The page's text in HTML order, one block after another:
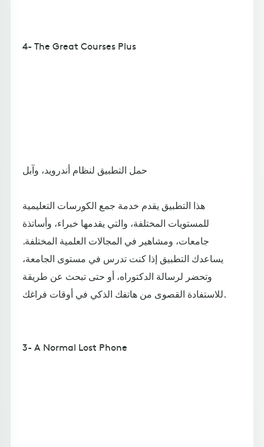
4- The Great Courses Plus
حمل التطبيق لنظام أندرويد، وآبل
هذا التطبيق يقدم خدمة جمع الكورسات التعليمية
للمستويات المختلفة، والتي يقدمها خبراء، وأساتذة
جامعات، ومشاهير في المجالات العلمية المختلفة.
يساعدك التطبيق إذا كنت تدرس في مستوى الجامعة،
وتحضر لرسالة الدكتوراه، أو حتى تبحث عن طريقة
للاستفادة القصوى من هاتفك الذكي في أوقات فراغك.
3- A Normal Lost Phone